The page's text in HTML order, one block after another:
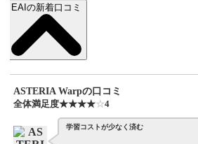
EAIの新着口コミ
ASTERIA Warpの口コミ
全体満足度☆☆☆☆☆
★★★★★4
学習コストが少なく済む